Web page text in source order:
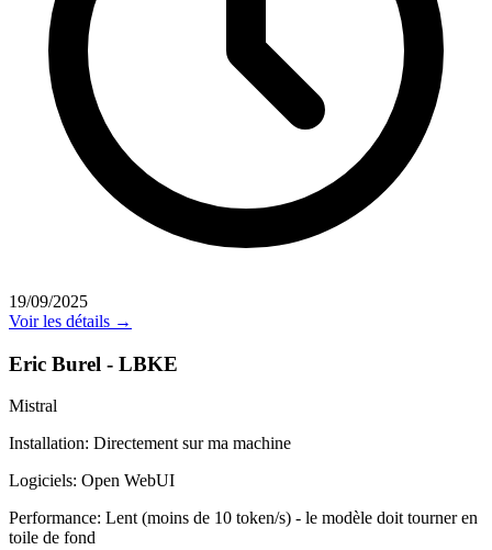
19/09/2025
Voir les détails →
Eric Burel - LBKE
Mistral
Installation: Directement sur ma machine
Logiciels: Open WebUI
Performance: Lent (moins de 10 token/s) - le modèle doit tourner en
toile de fond